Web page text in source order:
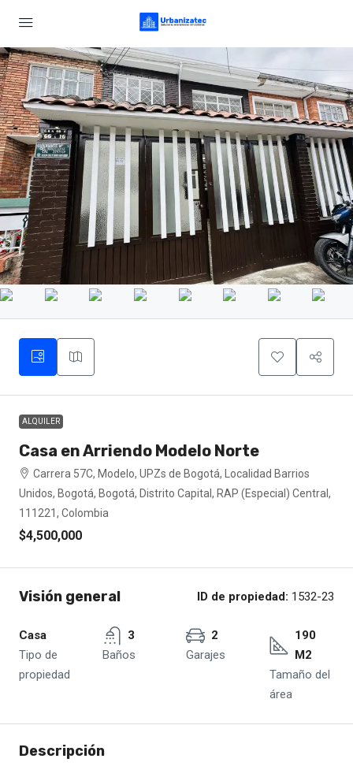
ALQUILER
Casa en Arriendo Modelo Norte
Carrera 57C, Modelo, UPZs de Bogotá, Localidad Barrios
Unidos, Bogotá, Bogotá, Distrito Capital, RAP (Especial) Central,
111221, Colombia
$4,500,000
Visión general ID de propiedad: 1532-23
Casa
Tipo de
propiedad
3
Baños
2
Garajes
190
M2
Tamaño del
área
Descripción